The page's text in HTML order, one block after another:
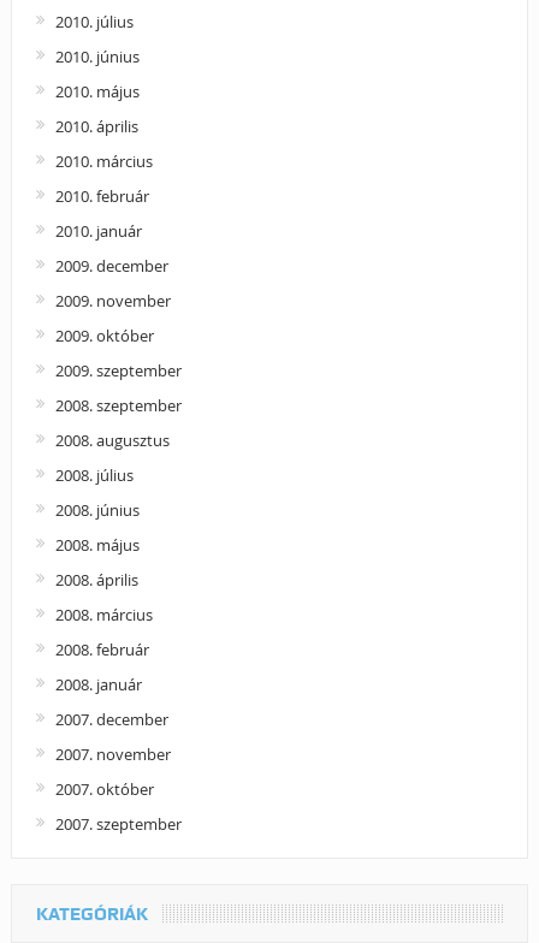
2010. július
2010. június
2010. május
2010. április
2010. március
2010. február
2010. január
2009. december
2009. november
2009. október
2009. szeptember
2008. szeptember
2008. augusztus
2008. július
2008. június
2008. május
2008. április
2008. március
2008. február
2008. január
2007. december
2007. november
2007. október
2007. szeptember
KATEGÓRIÁK